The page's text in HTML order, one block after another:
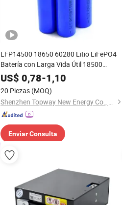
LFP14500 18650 60280 Litio LiFePO4
Batería con Larga Vida Útil 18500
34189 321353.7V 3400mAh 2400mAh
3500mAh Celda de Batería Recargable
para Bis Kc U. L
US$ 0,78-1,10
20 Piezas (MOQ)
Shenzhen Topway New Energy Co., Ltd.
Enviar Consulta